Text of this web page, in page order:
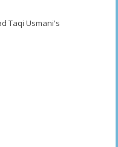
Taqi Usmani's